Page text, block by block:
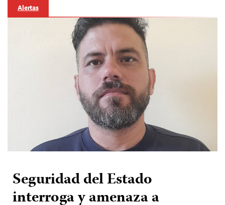
Alertas
Seguridad del Estado
interroga y amenaza a